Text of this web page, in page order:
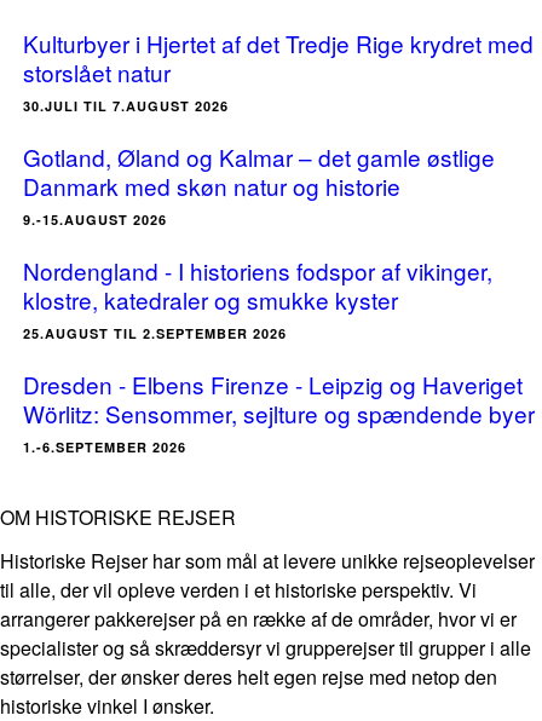
Kulturbyer i Hjertet af det Tredje Rige krydret med
storslået natur
30.JULI TIL 7.AUGUST 2026
Gotland, Øland og Kalmar – det gamle østlige
Danmark med skøn natur og historie
9.-15.AUGUST 2026
Nordengland - I historiens fodspor af vikinger,
klostre, katedraler og smukke kyster
25.AUGUST TIL 2.SEPTEMBER 2026
Dresden - Elbens Firenze - Leipzig og Haveriget
Wörlitz: Sensommer, sejlture og spændende byer
1.-6.SEPTEMBER 2026
OM HISTORISKE REJSER
Historiske Rejser har som mål at levere unikke rejseoplevelser
til alle, der vil opleve verden i et historiske perspektiv. Vi
arrangerer pakkerejser på en række af de områder, hvor vi er
specialister og så skræddersyr vi grupperejser til grupper i alle
størrelser, der ønsker deres helt egen rejse med netop den
historiske vinkel I ønsker.